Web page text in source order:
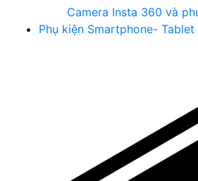
Camera Insta 360 và
Phụ kiện Smartphone- Tablet